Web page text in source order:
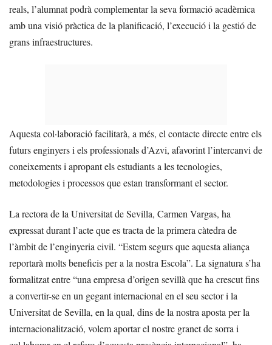
reals, l’alumnat podrà complementar la seva formació acadèmica
amb una visió pràctica de la planificació, l’execució i la gestió de
grans infraestructures.
Aquesta col·laboració facilitarà, a més, el contacte directe entre els
futurs enginyers i els professionals d’Azvi, afavorint l’intercanvi de
coneixements i apropant els estudiants a les tecnologies,
metodologies i processos que estan transformant el sector.
La rectora de la Universitat de Sevilla, Carmen Vargas, ha
expressat durant l’acte que es tracta de la primera càtedra de
l’àmbit de l’enginyeria civil. “Estem segurs que aquesta aliança
reportarà molts beneficis per a la nostra Escola”. La signatura s’ha
formalitzat entre “una empresa d’origen sevillà que ha crescut fins
a convertir-se en un gegant internacional en el seu sector i la
Universitat de Sevilla, en la qual, dins de la nostra aposta per la
internacionalització, volem aportar el nostre granet de sorra i